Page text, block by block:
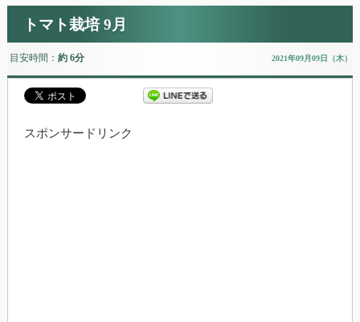
トマト栽培 9月
目安時間： 約 6分 2021年09月09日（木）
スポンサードリンク